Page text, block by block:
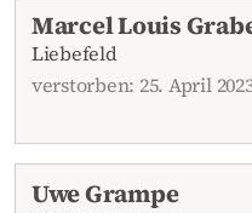
Aktuelle Todesanzeigen
Marcel Louis
Liebefeld
verstorben: 25. April
Uwe Grampe